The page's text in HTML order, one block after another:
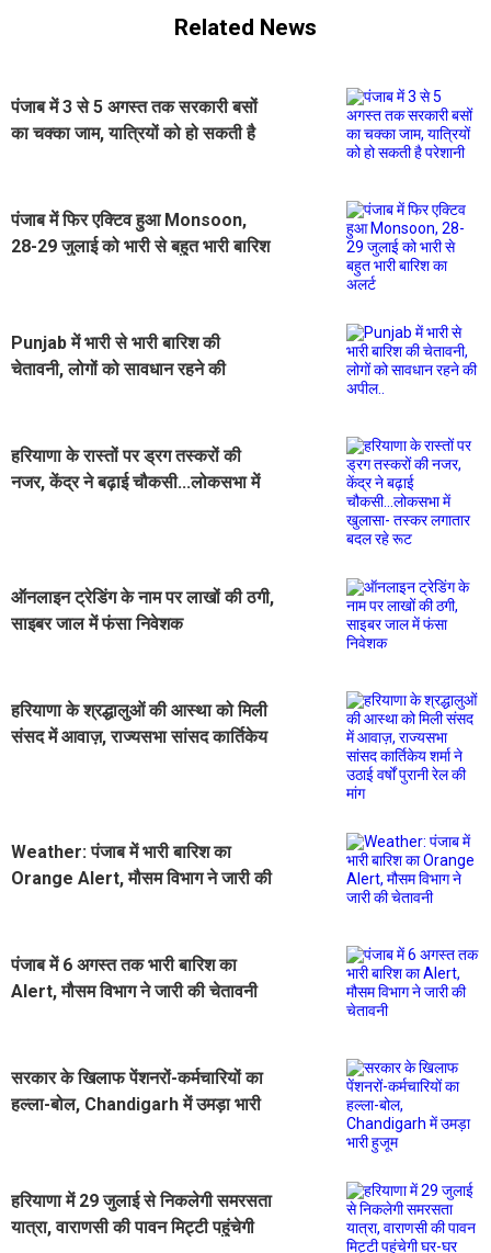
Related News
पंजाब में 3 से 5 अगस्त तक सरकारी बसों
का चक्का जाम, यात्रियों को हो सकती है
पंजाब में फिर एक्टिव हुआ Monsoon,
28-29 जुलाई को भारी से बहुत भारी बारिश
Punjab में भारी से भारी बारिश की
चेतावनी, लोगों को सावधान रहने की
हरियाणा के रास्तों पर ड्रग तस्करों की
नजर, केंद्र ने बढ़ाई चौकसी...लोकसभा में
ऑनलाइन ट्रेडिंग के नाम पर लाखों की ठगी,
साइबर जाल में फंसा निवेशक
हरियाणा के श्रद्धालुओं की आस्था को मिली
संसद में आवाज़, राज्यसभा सांसद कार्तिकेय
Weather: पंजाब में भारी बारिश का
Orange Alert, मौसम विभाग ने जारी की
पंजाब में 6 अगस्त तक भारी बारिश का
Alert, मौसम विभाग ने जारी की चेतावनी
सरकार के खिलाफ पेंशनरों-कर्मचारियों का
हल्ला-बोल, Chandigarh में उमड़ा भारी
हरियाणा में 29 जुलाई से निकलेगी समरसता
यात्रा, वाराणसी की पावन मिट्टी पहुंचेगी